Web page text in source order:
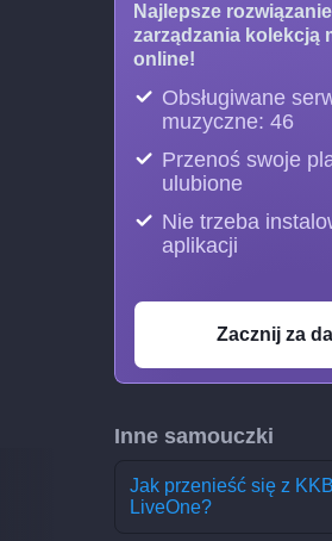
Najlepsze
zarządzania kolekcją
online!
Obsługiwane
muzyczne: 46
Przenoś swoje
ulubione
Nie trzeba
aplikacji
Zacznij za
Inne samouczki
Jak przenieść się z
LiveOne?